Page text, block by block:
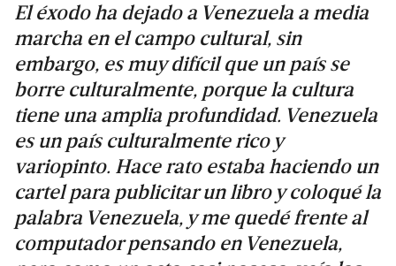
El éxodo ha dejado a Venezuela a media
marcha en el campo cultural, sin
embargo, es muy difícil que un país se
borre culturalmente, porque la cultura
tiene una amplia profundidad. Venezuela
es un país culturalmente rico y
variopinto. Hace rato estaba haciendo un
cartel para publicitar un libro y coloqué la
palabra Venezuela, y me quedé frente al
computador pensando en Venezuela,